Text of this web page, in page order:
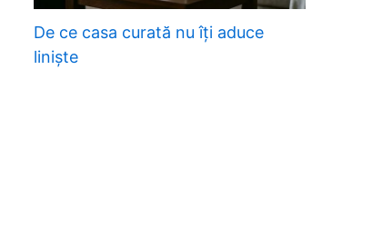
De ce casa curată nu îți aduce
liniște